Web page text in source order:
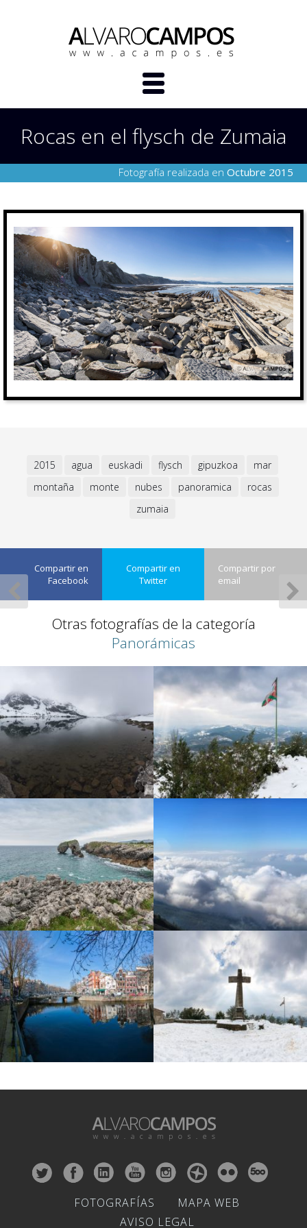
Rocas en el flysch de Zumaia
Fotografía realizada en Octubre 2015
2015 agua euskadi flysch gipuzkoa
mar
montaña
monte nubes panoramica
rocas
zumaia
Compartir en
Facebook
Compartir en
Twitter
Compartir por
email
Otras fotografías de la categoría
Panorámicas
FOTOGRAFÍAS
MAPA WEB
AVISO LEGAL